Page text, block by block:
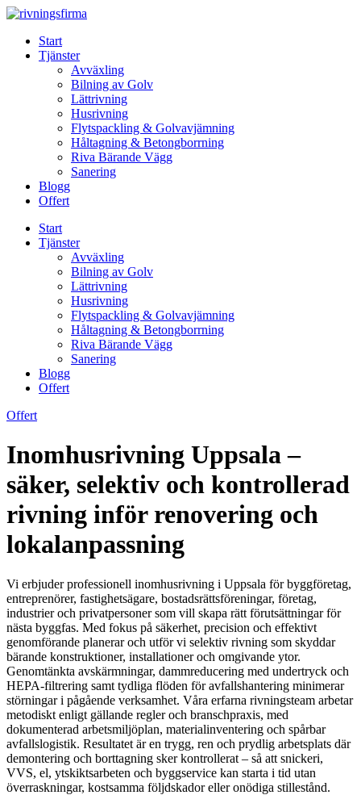
Skip
contentStart
Tjänster
Avväxling
Bilning av Golv
Lättrivning
Husrivning
Flytspackling & Golvavjämning
Håltagning & Betongborrning
Riva Bärande Vägg
Sanering
Blogg
Offert
Start
Tjänster
Avväxling
Bilning av Golv
Lättrivning
Husrivning
Flytspackling & Golvavjämning
Håltagning & Betongborrning
Riva Bärande Vägg
Sanering
Blogg
Offert
Offert
Inomhusrivning Uppsala –
säker, selektiv och kontrollerad
rivning inför renovering och
lokalanpassning
Vi erbjuder professionell inomhusrivning i Uppsala för byggföretag,
entreprenörer, fastighetsägare, bostadsrättsföreningar, företag,
industrier och privatpersoner som vill skapa rätt förutsättningar för
nästa byggfas. Med fokus på säkerhet, precision och effektivt
genomförande planerar och utför vi selektiv rivning som skyddar
bärande konstruktioner, installationer och omgivande ytor.
Genomtänkta avskärmningar, dammreducering med undertryck och
HEPA-filtrering samt tydliga flöden för avfallshantering minimerar
störningar i pågående verksamhet. Våra erfarna rivningsteam arbetar
metodiskt enligt gällande regler och branschpraxis, med
dokumenterad arbetsmiljöplan, materialinventering och spårbar
avfallslogistik. Resultatet är en trygg, ren och prydlig arbetsplats där
demontering och borttagning sker kontrollerat – så att snickeri,
VVS, el, ytskiktsarbeten och byggservice kan starta i tid utan
överraskningar, kostsamma följdskador eller onödiga stillestånd.